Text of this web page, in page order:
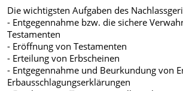
Die wichtigsten Aufgaben des
- Entgegennahme bzw. die sichere
Testamenten
- Eröffnung von Testamenten
- Erteilung von Erbscheinen
- Entgegennahme und Beurkundung von
Erbausschlagungserklärungen